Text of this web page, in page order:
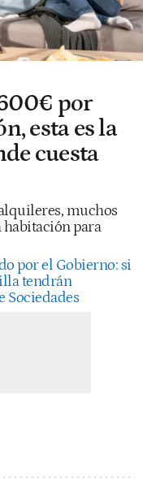
por
esta es la
cuesta
muchos
para
por el Gobierno: si
tendrán
Sociedades